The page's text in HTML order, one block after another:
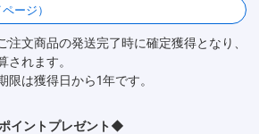
ージ）
注文商品の発送完了時に確定獲得となり、
されます。
は獲得日から1年です。
イントプレゼント◆